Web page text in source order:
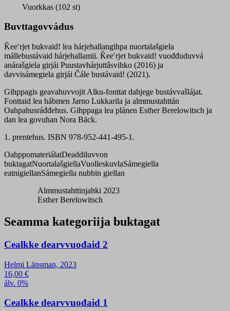
Vuorkkas (102 st)
Buvttagovvádus
Ǩeeʹrjet bukvaid! lea hárjehallangihpa nuortalašgiela
mállebustávaid hárjehallamii. Ǩeeʹrjet bukvaid! vuođđuduvvá
anárašgiela girjái Puustavhárjuttâsvihko (2016) ja
davvisámegiela girjái Čále bustávaid! (2021).
Gihppagis geavahuvvojit Alku-fonttat dahjege bustávvašlájat.
Fonttaid lea hábmen Jarno Lukkarila ja almmustahttán
Oahpahusráđđehus. Gihppaga lea plánen Esther Berelowitsch ja
dan lea govuhan Nora Bäck.
1. prentehus. ISBN 978-952-441-495-1.
OahppomateriálatDeaddiluvvon
buktagatNuortalašgiellaVuolleskuvlaSámegiella
eatnigiellanSámegiella nubbin giellan
Almmustahttinjahki 2023
Esther Berelowitsch
Seamma kategoriija buktagat
Cealkke dearvvuođaid 2
Helmi Länsman, 2023
16,00 €
álv. 0%
Cealkke dearvvuođaid 1